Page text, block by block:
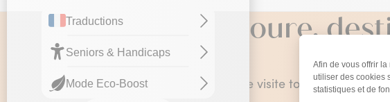
Collioure,
Collioure se visite toute l’année,